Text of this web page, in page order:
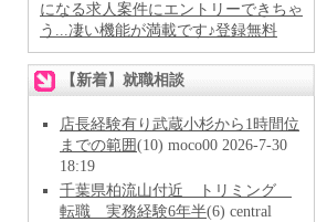
になる求人案件にエントリーできちゃ
う...凄い機能が満載です♪登録無料
【新着】就職相談
店長経験有り武蔵小杉から1時間位
までの範囲(10) moco00 2026-7-30
18:19
千葉県柏流山付近 トリミング
転職 実務経験6年半(6) central